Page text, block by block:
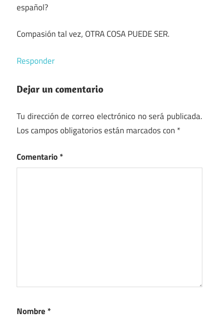
español?
Compasión tal vez, OTRA COSA PUEDE SER.
Responder
Dejar un comentario
Tu dirección de correo electrónico no será publicada.
Los campos obligatorios están marcados con *
Comentario*
Nombre *